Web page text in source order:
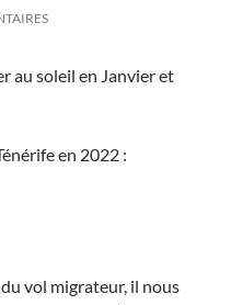
au soleil en Janvier et
en 2022 :
vol migrateur, il nous